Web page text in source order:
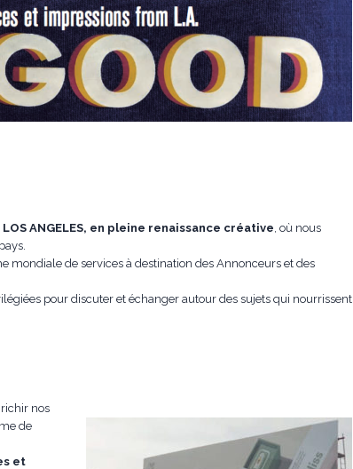
LOS ANGELES, en pleine renaissance créative, où nous
mondiale de services à destination des Annonceurs et des
pour discuter et échanger autour des sujets qui nourrissent
nos
de
et